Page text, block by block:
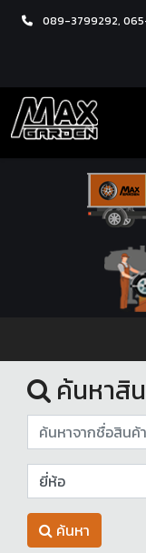
089-3799292,
หน้าแรก
ค้นหาสิ
ค้นหา